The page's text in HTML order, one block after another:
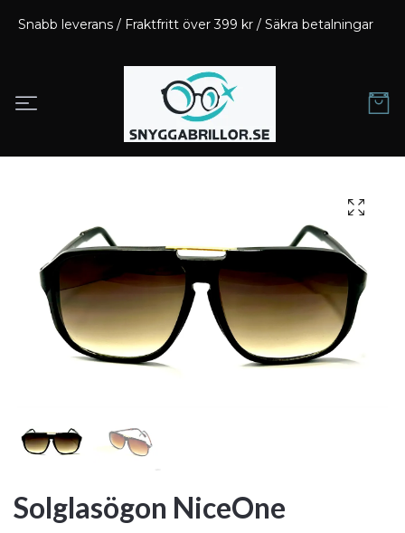
Snabb leverans / Fraktfritt över 399 kr / Säkra betalningar
Solglasögon NiceOne